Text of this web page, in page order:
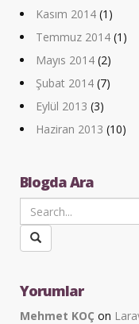
Kasım 2014 (1)
Temmuz 2014 (1)
Mayıs 2014 (2)
Şubat 2014 (7)
Eylül 2013 (3)
Haziran 2013 (10)
Blogda Ara
Yorumlar
Mehmet KOÇ on